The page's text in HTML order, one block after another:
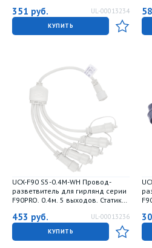
351 руб. UL-00013234
КУПИТЬ
UCX-F90 S5-0.4M-WH Провод-
разветвитель для гирлянд серии
F90PRO. 0.4м. 5 выходов. Статика-
453 руб. UL-00013236
КУПИТЬ